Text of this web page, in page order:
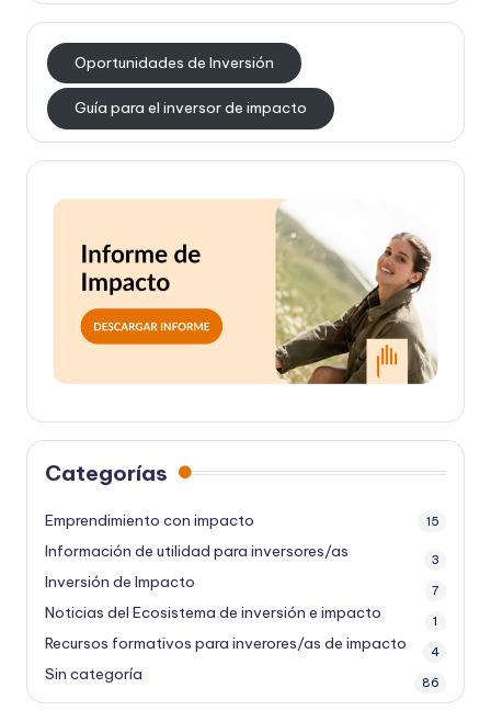
Oportunidades de Inversión
Guía para el inversor de impacto
Categorías
Emprendimiento con impacto 15
Información de utilidad para inversores/as 3
Inversión de Impacto 7
Noticias del Ecosistema de inversión e impacto 1
Recursos formativos para inverores/as de impacto 4
Sin categoría 86